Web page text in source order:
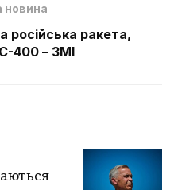
новина
російська ракета,
400 – ЗМІ